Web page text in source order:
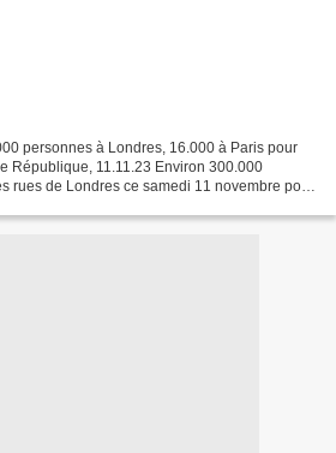
personnes à Londres, 16.000 à Paris pour
République, 11.11.23 Environ 300.000
rues de Londres ce samedi 11 novembre pour